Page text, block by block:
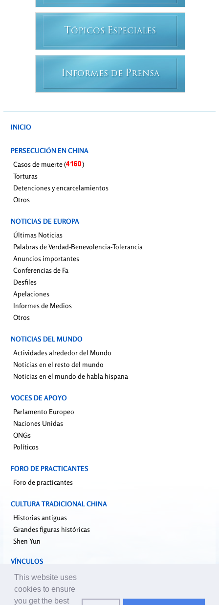
T ÓPICOS ESPECIALES
INFORMES DE PRENSA
INICIO
PERSECUCIÓN EN CHINA
Casos de muerte (
)
Torturas
Detenciones y encarcelamientos
Otros
NOTICIAS DE EUROPA
Últimas Noticias
Palabras de Verdad-Benevolencia-Tolerancia
Anuncios importantes
Conferencias de Fa
Desfiles
Apelaciones
Informes de Medios
Otros
NOTICIAS DEL MUNDO
Actividades alrededor del Mundo
Noticias en el resto del mundo
Noticias en el mundo de habla hispana
VOCES DE APOYO
Parlamento Europeo
Naciones Unidas
ONGs
Políticos
FORO DE PRACTICANTES
Foro de practicantes
CULTURA TRADICIONAL CHINA
Historias antiguas
Grandes figuras históricas
Shen Yun
VÍNCULOS
falundafa.org
faluninfo.net
minghui.org
This website uses
cookies to ensure
you get the best